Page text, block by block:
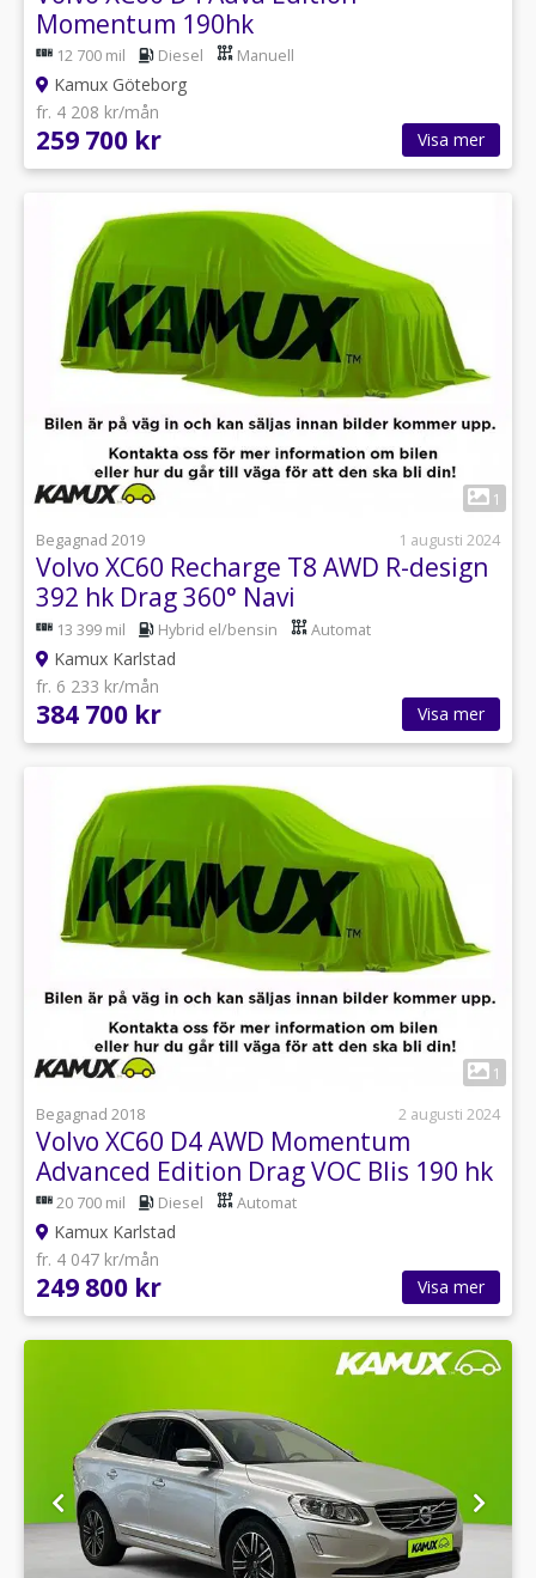
Momentum 190hk
12 700 mil Diesel Manuell
Kamux Göteborg
fr. 4 208 kr/mån
259 700 kr Visa mer
1
Begagnad 2019
1 augusti 2024
Volvo XC60 Recharge T8 AWD R-design
392 hk Drag 360° Navi
13 399 mil Hybrid el/bensin Automat
Kamux Karlstad
fr. 6 233 kr/mån
384 700 kr Visa mer
1
Begagnad 2018
2 augusti 2024
Volvo XC60 D4 AWD Momentum
Advanced Edition Drag VOC Blis 190 hk
20 700 mil Diesel Automat
Kamux Karlstad
fr. 4 047 kr/mån
249 800 kr Visa mer